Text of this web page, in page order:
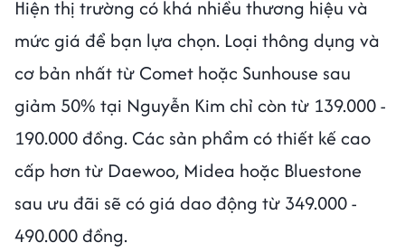
Hiện thị trường có khá nhiều thương hiệu và
mức giá để bạn lựa chọn. Loại thông dụng và
cơ bản nhất từ Comet hoặc Sunhouse sau
giảm 50% tại Nguyễn Kim chỉ còn từ 139.000 -
190.000 đồng. Các sản phẩm có thiết kế cao
cấp hơn từ Daewoo, Midea hoặc Bluestone
sau ưu đãi sẽ có giá dao động từ 349.000 -
490.000 đồng.